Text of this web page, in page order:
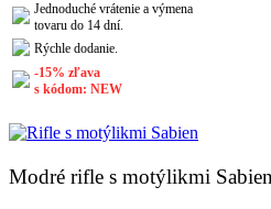
Jednoduché vrátenie a výmena
tovaru do 14 dní.
Rýchle dodanie.
-15% zľava
s kódom: NEW
Modré rifle s motýlikmi